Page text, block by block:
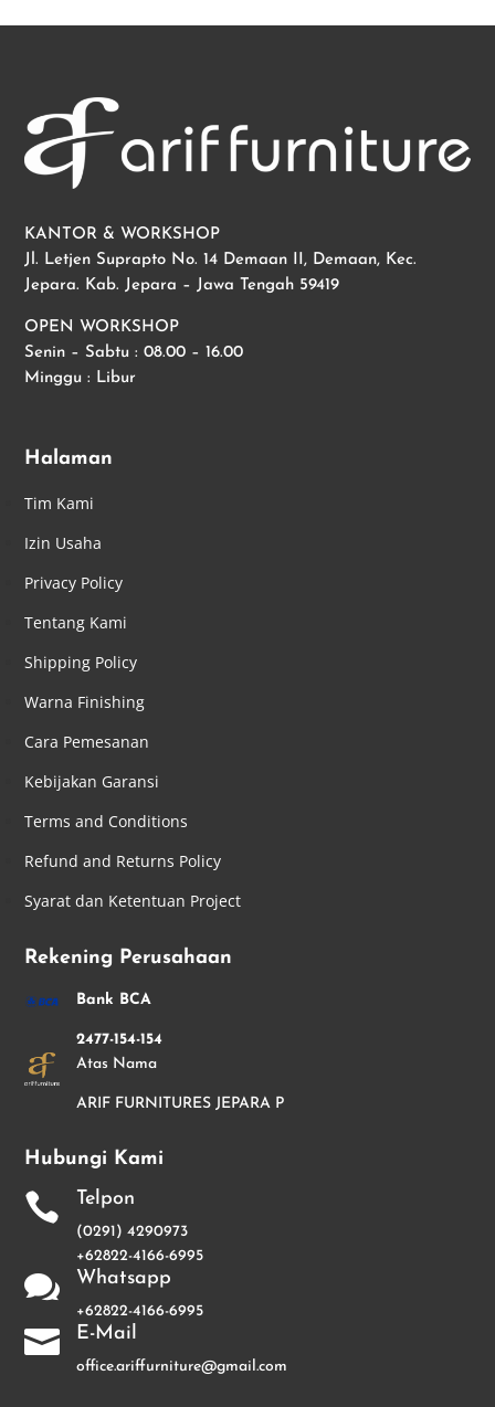
Rp31.500.000.adalah:
KANTOR & WORKSHOP
Jl. Letjen Suprapto No. 14 Demaan II, Demaan, Kec.
Jepara. Kab. Jepara – Jawa Tengah 59419
OPEN WORKSHOP
Senin – Sabtu : 08.00 – 16.00
Minggu : Libur
Halaman
Tim Kami
Izin Usaha
Privacy Policy
Tentang Kami
Shipping Policy
Warna Finishing
Cara Pemesanan
Kebijakan Garansi
Terms and Conditions
Refund and Returns Policy
Syarat dan Ketentuan Project
Rekening Perusahaan
Bank BCA
2477-154-154
Atas Nama
ARIF FURNITURES JEPARA P
Hubungi Kami
 Telpon
(0291) 4290973
+62822-4166-6995
 Whatsapp
+62822-4166-6995
 E-Mail
office.ariffurniture@gmail.com